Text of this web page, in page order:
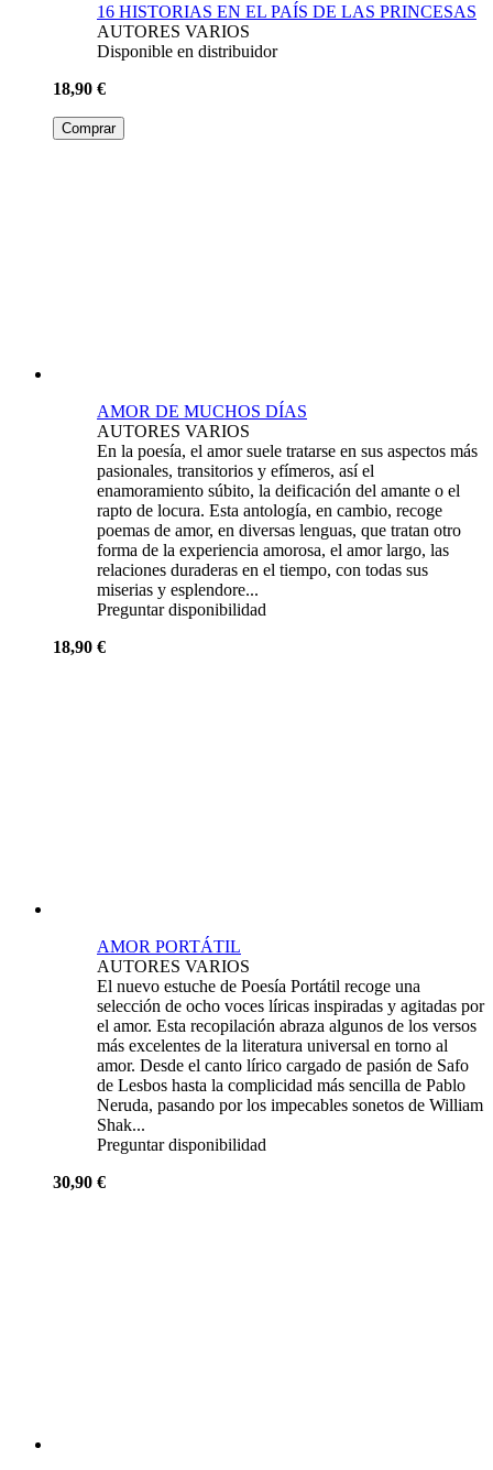
16 HISTORIAS EN EL PAÍS DE LAS PRINCESAS
AUTORES VARIOS
Disponible en distribuidor
18,90 €
Comprar
AMOR DE MUCHOS DÍAS
AUTORES VARIOS
En la poesía, el amor suele tratarse en sus aspectos más
pasionales, transitorios y efímeros, así el
enamoramiento súbito, la deificación del amante o el
rapto de locura. Esta antología, en cambio, recoge
poemas de amor, en diversas lenguas, que tratan otro
forma de la experiencia amorosa, el amor largo, las
relaciones duraderas en el tiempo, con todas sus
miserias y esplendore...
Preguntar disponibilidad
18,90 €
AMOR PORTÁTIL
AUTORES VARIOS
El nuevo estuche de Poesía Portátil recoge una
selección de ocho voces líricas inspiradas y agitadas por
el amor. Esta recopilación abraza algunos de los versos
más excelentes de la literatura universal en torno al
amor. Desde el canto lírico cargado de pasión de Safo
de Lesbos hasta la complicidad más sencilla de Pablo
Neruda, pasando por los impecables sonetos de William
Shak...
Preguntar disponibilidad
30,90 €